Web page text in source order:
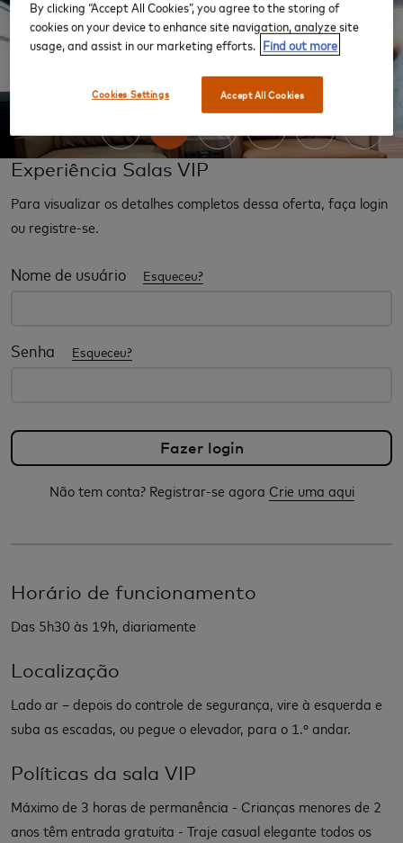
‹
Experiência Salas VIP
Para visualizar os detalhes completos dessa oferta, faça login
ou registre-se.
Nome de usuário Esqueceu?
Senha Esqueceu?
Não tem conta? Registrar-se agora Crie uma aqui
Horário de funcionamento
Das 5h30 às 19h, diariamente
Localização
Lado ar – depois do controle de segurança, vire à esquerda e
suba as escadas, ou pegue o elevador, para o 1.º andar.
Políticas da sala VIP
Máximo de 3 horas de permanência - Crianças menores de 2
anos têm entrada gratuita - Traje casual elegante todos os
By clicking “Accept All Cookies”, you agree to the storing of
cookies on your device to enhance site navigation, analyze site
usage, and assist in our marketing efforts. Find out more
Accept All Cookies
Cookies Settings